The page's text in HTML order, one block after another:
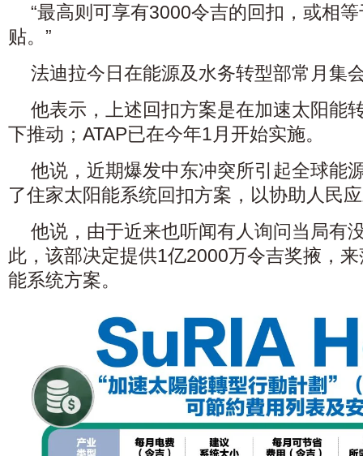
“最高则可享有3000令吉的回扣，或相
贴。”
法迪拉今日在能源及水务转型部常月集
他表示，上述回扣方案是在加速太阳能
下推动；ATAP已在今年1月开始实施。
他说，近期爆发中东冲突所引起全球能
了住家太阳能系统回扣方案，以协助人民
他说，由于近来也听闻有人询问当局有
此，该部决定提供1亿2000万令吉奖掖，
能系统方案。